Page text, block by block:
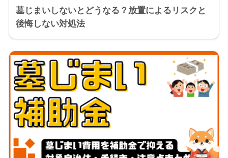
墓じまいしないとどうなる？放置によるリスクと
後悔しない対処法